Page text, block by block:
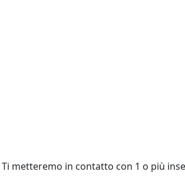
Ti metteremo in contatto con 1 o più